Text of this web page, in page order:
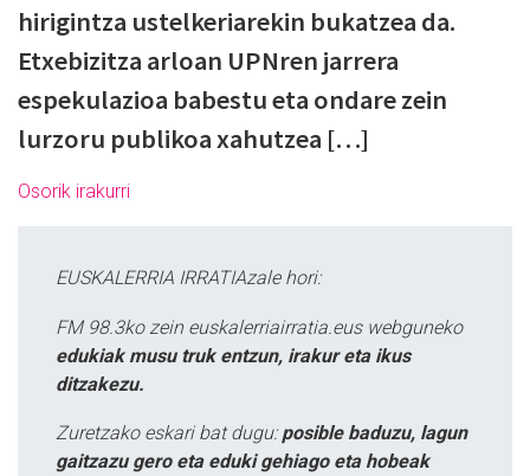
hirigintza ustelkeriarekin bukatzea da.
Etxebizitza arloan UPNren jarrera
espekulazioa babestu eta ondare zein
lurzoru publikoa xahutzea […]
Osorik irakurri
EUSKALERRIA IRRATIAzale hori:
FM 98.3ko zein euskalerriairratia.eus webguneko
edukiak musu truk entzun, irakur eta ikus
ditzakezu.
Zuretzako eskari bat dugu: posible baduzu, lagun
gaitzazu gero eta eduki gehiago eta hobeak